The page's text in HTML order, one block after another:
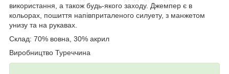
використання, а також будь-якого заходу. Джемпер є в
кольорах, пошиття напівприталеного силуету, з манжетом
унизу та на рукавах.
Склад: 70% вовна, 30% акрил
Виробництво Туреччина